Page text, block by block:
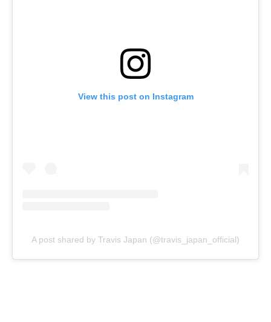
View this post on Instagram
A post shared by Travis Japan (@travis_japan_official)